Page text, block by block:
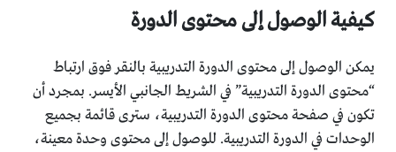
كيفية الوصول إلى محتوى الدورة